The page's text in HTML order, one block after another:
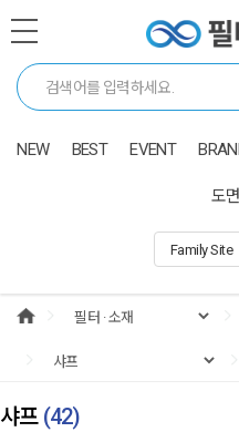
NEW BEST EVENT
도
샤프 (42)